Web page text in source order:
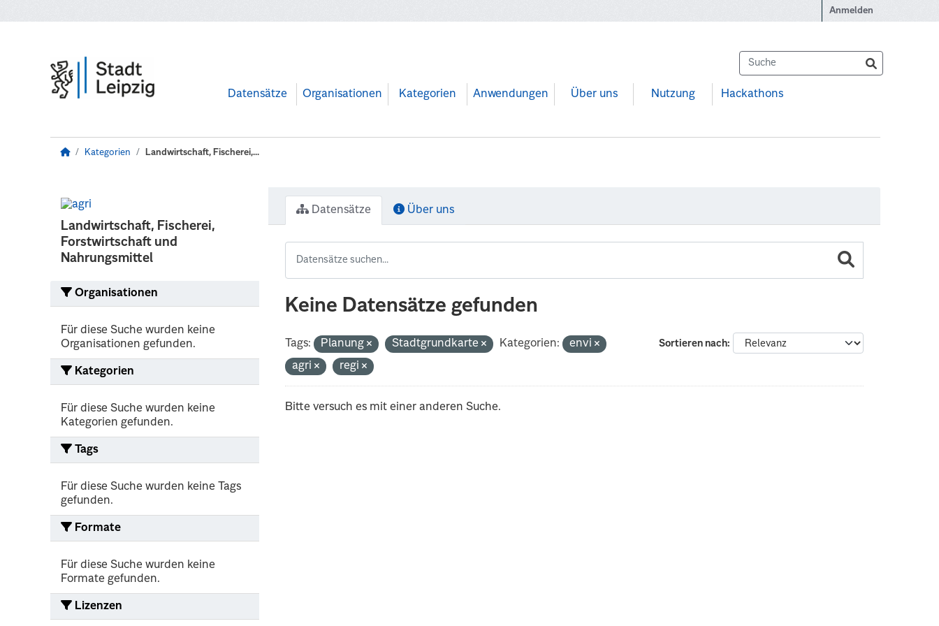
Anmelden
Datensätze Organisationen Kategorien Anwendungen Über uns Nutzung Hackathons
Kategorien Landwirtschaft, Fischerei,...
Landwirtschaft, Fischerei,
Forstwirtschaft und
Nahrungsmittel
Organisationen
Für diese Suche wurden keine
Organisationen gefunden.
Kategorien
Für diese Suche wurden keine
Kategorien gefunden.
Tags
Für diese Suche wurden keine Tags
gefunden.
Formate
Für diese Suche wurden keine
Formate gefunden.
Lizenzen
Datensätze Über uns
Keine Datensätze gefunden
Sortieren nach
Tags: Planung Stadtgrundkarte Kategorien:
envi
agri
regi
Bitte versuch es mit einer anderen Suche.